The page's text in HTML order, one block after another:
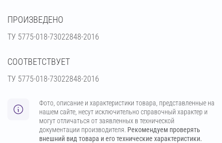
ПРОИЗВЕДЕНО
ТУ 5775-018-73022848-2016
СООТВЕТСТВУЕТ
ТУ 5775-018-73022848-2016
Фото, описание и характеристики товара, представленные на
нашем сайте, несут исключительно справочный характер и
могут отличаться от заявленных в технической
документации производителя. Рекомендуем проверять
внешний вид товара и его технические характеристики.